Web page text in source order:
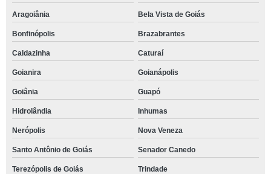
Aragoiânia Bela Vista de Goiás
Bonfinópolis Brazabrantes
Caldazinha Caturaí
Goianira Goianápolis
Goiânia Guapó
Hidrolândia Inhumas
Nerópolis Nova Veneza
Santo Antônio de Goiás Senador Canedo
Terezópolis de Goiás
Trindade